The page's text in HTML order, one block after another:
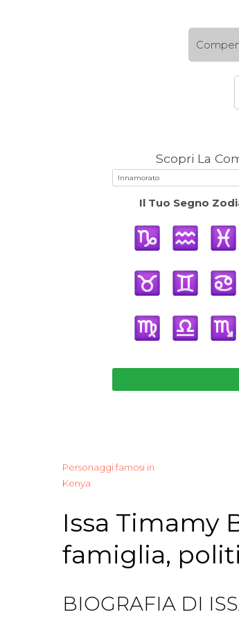
Scopri La
Il Tuo Segno
Personaggi famosi in
Kenya
Issa Timamy
famiglia,
BIOGRAFIA DI